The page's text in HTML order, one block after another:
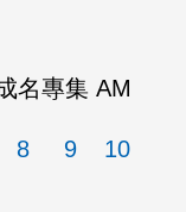
名專集 AM
8 9
10